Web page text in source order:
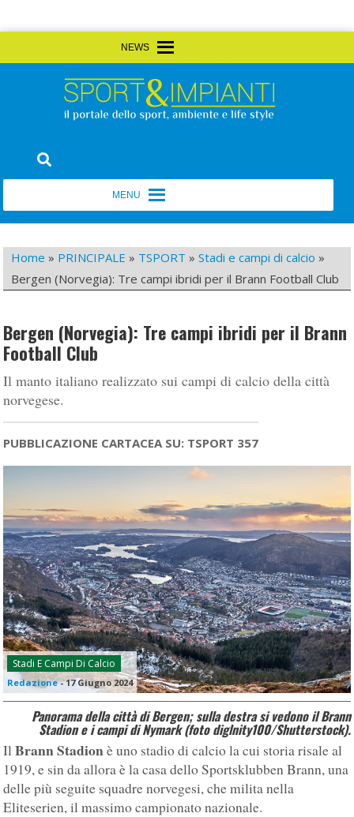
to
Sport&Impianti
Home » PRINCIPALE » TSPORT »Stadi e campi di calcio »
Bergen (Norvegia): Tre campi ibridi per il Brann Football Club
Bergen (Norvegia): Tre campi ibridi per il Brann
Football Club
Il manto italiano realizzato sui campi di calcio della città
norvegese.
PUBBLICAZIONE CARTACEA SU: TSPORT 357
Stadi E Campi Di Calcio
Redazione-17 Giugno 2024
Panorama della città di Bergen; sulla destra si vedono il Brann
Stadion e i campi di Nymark (foto diglnity100/Shutterstock).
IlBrann Stadionè uno stadio di calcio la cui storia risale al
1919, e sin da allora è la casa dello Sportsklubben Brann, una
delle più seguite squadre norvegesi, che milita nella
Eliteserien, il massimo campionato nazionale.